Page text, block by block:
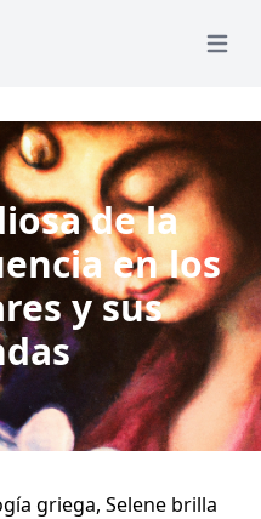
Open
de la
en los
y sus
griega, Selene brilla